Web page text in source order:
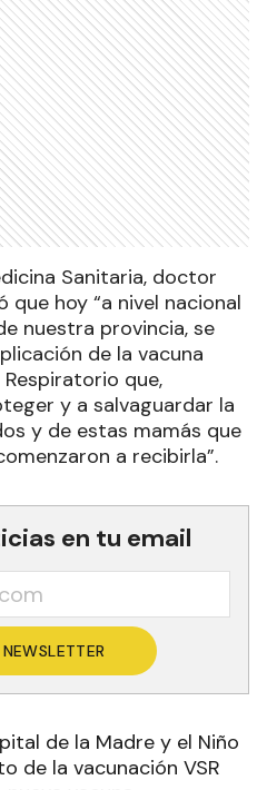
Sanitaria, doctor
que hoy “a nivel nacional
nuestra provincia, se
de la vacuna
que,
y a salvaguardar la
y de estas mamás que
a recibirla”.
en tu email
de la Madre y el Niño
de la vacunación VSR